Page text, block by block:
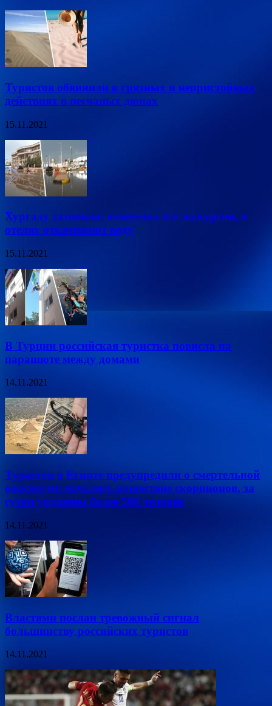
Туристов обвинили в грязных и непристойных
действиях в песчаных дюнах
15.11.2021
Хургаду затопило: отменены все экскурсии, в
отелях откачивают воду
15.11.2021
В Турции российская туристка повисла на
парашюте между домами
14.11.2021
Туристов в Египте предупредили о смертельной
опасности: началось нашествие скорпионов, за
сутки укушены более 500 человек
14.11.2021
Властями послан тревожный сигнал
большинству российских туристов
14.11.2021